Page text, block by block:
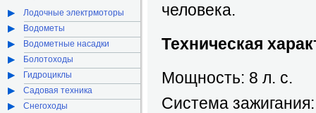
человека.
Техническая
Мощность: 8 л. с.
Система
Лодочные электрмоторы
Водометы
Водометные насадки
Болотоходы
Гидроциклы
Садовая техника
Снегоходы